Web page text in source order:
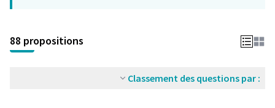
88 propositions
Classement des questions par :